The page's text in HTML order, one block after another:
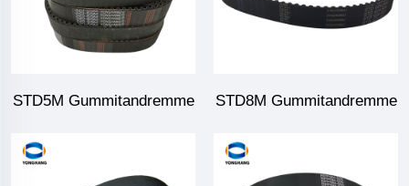
STD5M Gummitandremme STD8M Gummitandremme